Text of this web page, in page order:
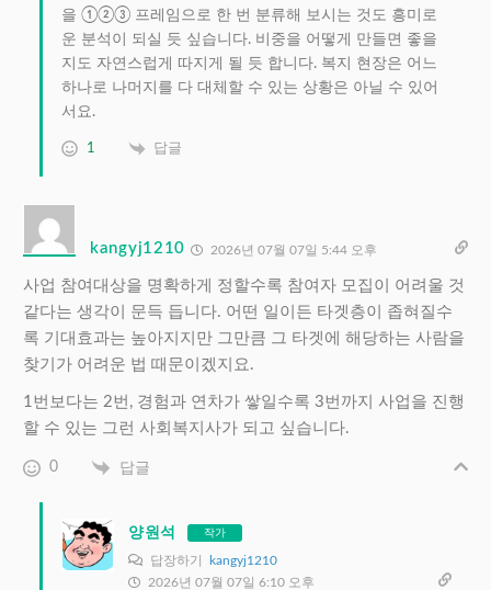
을 ①②③ 프레임으로 한 번 분류해 보시는 것도 흥미로
운 분석이 되실 듯 싶습니다. 비중을 어떻게 만들면 좋을
지도 자연스럽게 따지게 될 듯 합니다. 복지 현장은 어느
하나로 나머지를 다 대체할 수 있는 상황은 아닐 수 있어
서요.
1 답글
kangyj1210 2026년 07월 07일 5:44 오후
사업 참여대상을 명확하게 정할수록 참여자 모집이 어려울 것
같다는 생각이 문득 듭니다. 어떤 일이든 타겟층이 좁혀질수
록 기대효과는 높아지지만 그만큼 그 타겟에 해당하는 사람을
찾기가 어려운 법 때문이겠지요.
1번보다는 2번, 경험과 연차가 쌓일수록 3번까지 사업을 진행
할 수 있는 그런 사회복지사가 되고 싶습니다.
0 답글
양원석 작가
답장하기
kangyj1210
2026년 07월 07일 6:10 오후